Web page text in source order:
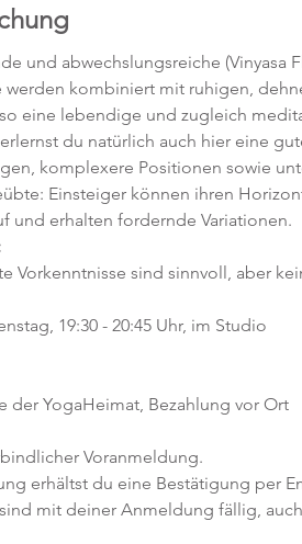
und abwechslungsreiche (Vinyasa
kombiniert mit ruhigen,
eine lebendige und zugleich
du natürlich auch hier eine
komplexere Positionen sowie
Einsteiger können ihren
und erhalten fordernde Variationen.
Vorkenntnisse sind sinnvoll, aber
19:30 - 20:45 Uhr, im Studio
der YogaHeimat, Bezahlung vor Ort
Voranmeldung.
erhältst du eine Bestätigung per
mit deiner Anmeldung fällig,